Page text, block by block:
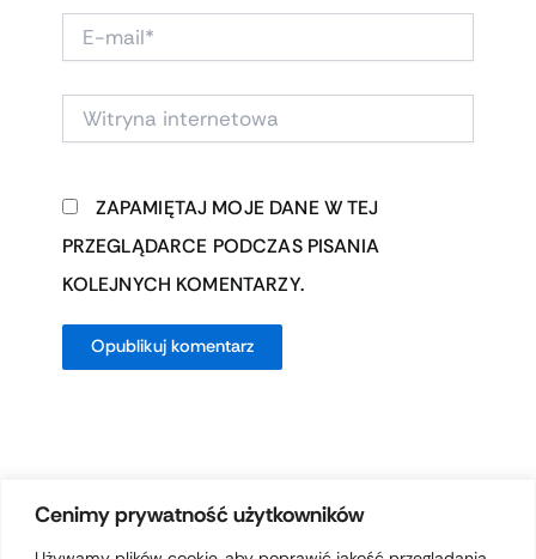
Cenimy prywatność użytkowników
MAIL*
WITRYNA
INTERNETOWA
ZAPAMIĘTAJ MOJE DANE W TEJ
PRZEGLĄDARCE PODCZAS PISANIA
KOLEJNYCH KOMENTARZY.